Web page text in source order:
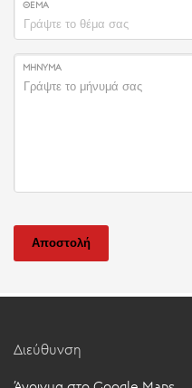
ΘΈΜΑ
ΜΉΝΥΜΑ
Αποστολή
Διεύθυνση